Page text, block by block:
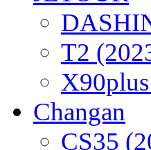
T2
Changan
CS35